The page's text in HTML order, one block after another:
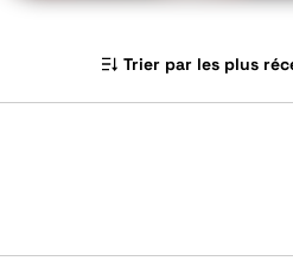
Trier par les plus